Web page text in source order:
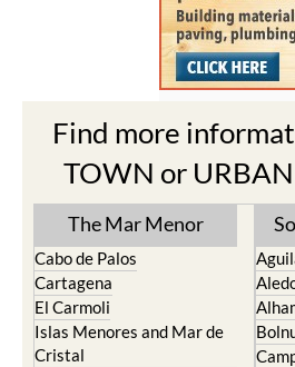
Find more
TOWN or
The Mar Menor
Cabo de Palos
Cartagena
El Carmoli
Islas Menores and Mar de
Cristal